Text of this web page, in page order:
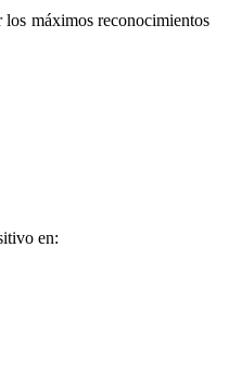
los máximos reconocimientos
en: